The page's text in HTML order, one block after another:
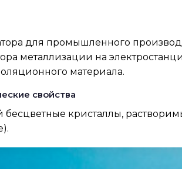
для промышленного
металлизации на
материала.
свойства
бесцветные кристаллы,